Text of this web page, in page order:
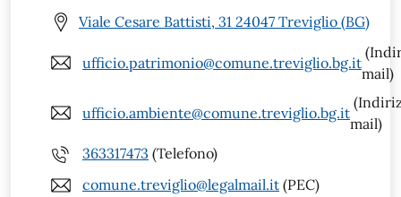
Viale Cesare Battisti, 31 24047 Treviglio (BG)
ufficio.patrimonio@comune.treviglio.bg.it
mail)
ufficio.ambiente@comune.treviglio.bg.it
mail)
363317473 (Telefono)
comune.treviglio@legalmail.it (PEC)